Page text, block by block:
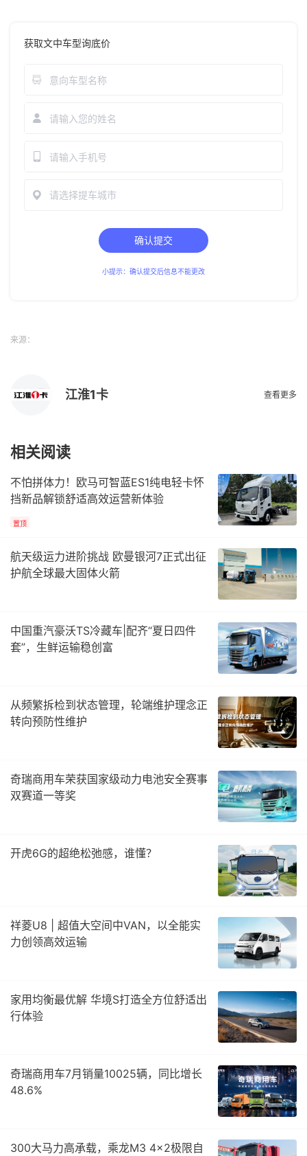
获取文中车型询底价
请选择提车城市
确认提交
小提示：确认提交后信息不能更改
来源：
江淮1卡 查看更多
相关阅读
不怕拼体力！欧马可智蓝ES1纯电轻卡怀
挡新品解锁舒适高效运营新体验
置顶
航天级运力进阶挑战 欧曼银河7正式出征
护航全球最大固体火箭
中国重汽豪沃TS冷藏车|配齐“夏日四件
套”，生鲜运输稳创富
从频繁拆检到状态管理，轮端维护理念正
转向预防性维护
奇瑞商用车荣获国家级动力电池安全赛事
双赛道一等奖
开虎6G的超绝松弛感，谁懂？
祥菱U8 | 超值大空间中VAN，以全能实
力创领高效运输
家用均衡最优解 华境S打造全方位舒适出
行体验
奇瑞商用车7月销量10025辆，同比增长
48.6%
300大马力高承载，乘龙M3 4×2极限自